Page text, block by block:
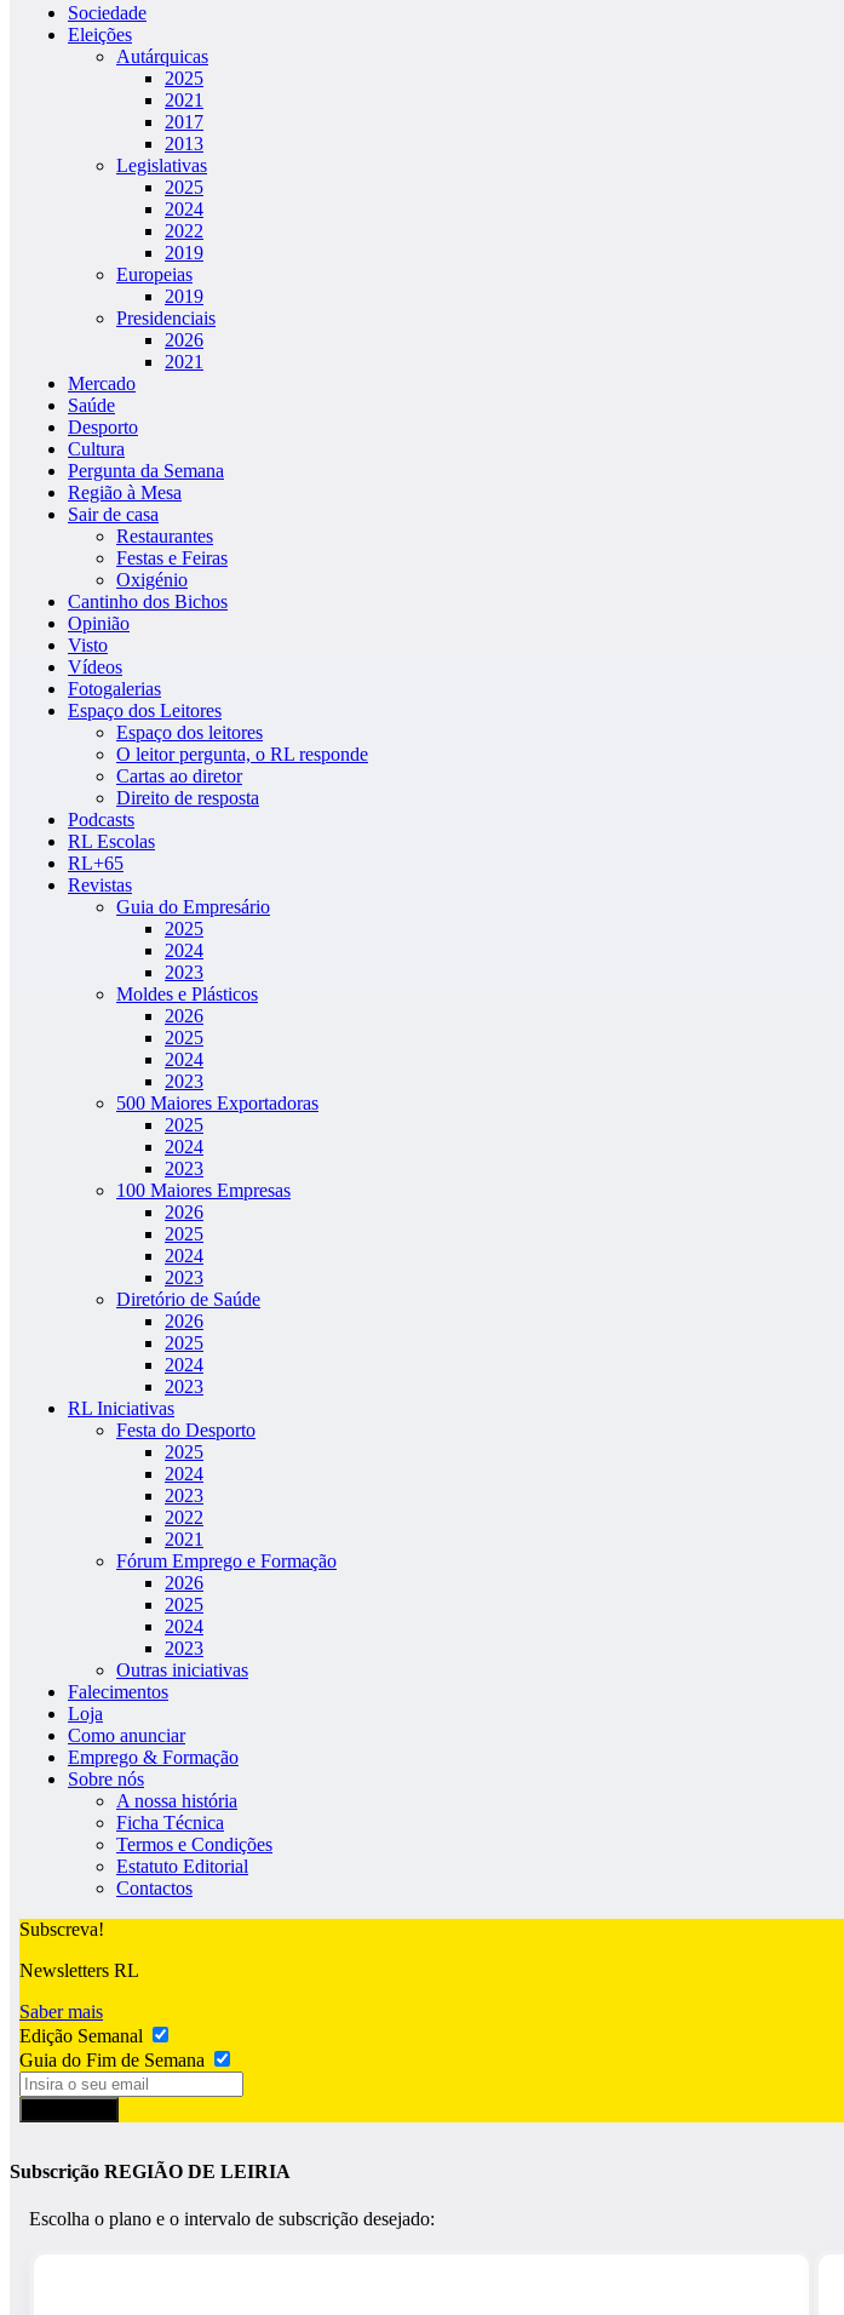
Sociedade
Eleições
Autárquicas
2025
2021
2017
2013
Legislativas
2025
2024
2022
2019
Europeias
2019
Presidenciais
2026
2021
Mercado
Saúde
Desporto
Cultura
Pergunta da Semana
Região à Mesa
Sair de casa
Restaurantes
Festas e Feiras
Oxigénio
Cantinho dos Bichos
Opinião
Visto
Vídeos
Fotogalerias
Espaço dos Leitores
Espaço dos leitores
O leitor pergunta, o RL responde
Cartas ao diretor
Direito de resposta
Podcasts
RL Escolas
RL+65
Revistas
Guia do Empresário
2025
2024
2023
Moldes e Plásticos
2026
2025
2024
2023
500 Maiores Exportadoras
2025
2024
2023
100 Maiores Empresas
2026
2025
2024
2023
Diretório de Saúde
2026
2025
2024
2023
RL Iniciativas
Festa do Desporto
2025
2024
2023
2022
2021
Fórum Emprego e Formação
2026
2025
2024
2023
Outras iniciativas
Falecimentos
Loja
Como anunciar
Emprego & Formação
Sobre nós
A nossa história
Ficha Técnica
Termos e Condições
Estatuto Editorial
Contactos
Subscreva!
Newsletters RL
Saber mais
Edição Semanal
Guia do Fim de Semana
Subscrição REGIÃO DE LEIRIA
Escolha o plano e o intervalo de subscrição desejado: